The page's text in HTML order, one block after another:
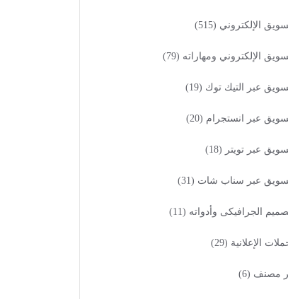
الإلكتروني (515)
الإلكتروني ومهاراته (79)
عبر التيك توك (19)
عبر انستجرام (20)
عبر تويتر (18)
عبر سناب شات (31)
الجرافيكى وأدواته (11)
الإعلانية (29)
مصنف (6)